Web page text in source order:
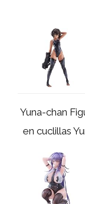
Yuna-chan
en cuclillas